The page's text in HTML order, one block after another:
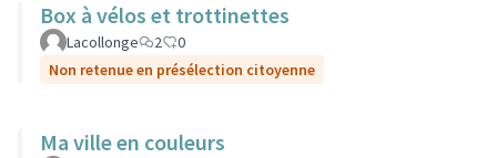
Box à vélos et trottinettes
Lacollonge 2
0
Non retenue en présélection citoyenne
Ma ville en couleurs